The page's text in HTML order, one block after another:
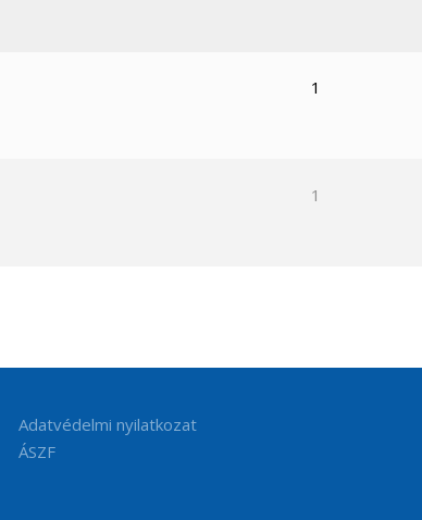
1
1
Adatvédelmi nyilatkozat
ÁSZF